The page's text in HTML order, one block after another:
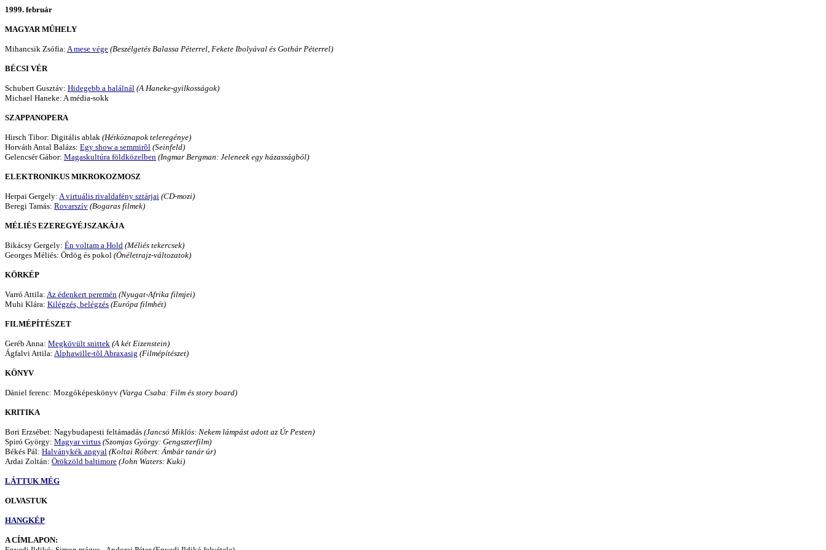
1999. február
MAGYAR MÛHELY
Mihancsik Zsófia: A mese vége (Beszélgetés Balassa Péterrel, Fekete Ibolyával és Gothár Péterrel)
BÉCSI VÉR
Schubert Gusztáv: Hidegebb a halálnál (A Haneke-gyilkosságok)
Michael Haneke: A média-sokk
SZAPPANOPERA
Hirsch Tibor: Digitális ablak (Hétköznapok teleregénye)
Horváth Antal Balázs: Egy show a semmirõl (Seinfeld)
Gelencsér Gábor: Magaskultúra földközelben (Ingmar Bergman: Jeleneek egy házasságból)
ELEKTRONIKUS MIKROKOZMOSZ
Herpai Gergely: A virtuális rivaldafény sztárjai (CD-mozi)
Beregi Tamás: Rovarszív (Bogaras filmek)
MÉLIÉS EZEREGYÉJSZAKÁJA
Bikácsy Gergely: Én voltam a Hold (Méliés tekercsek)
Georges Méliés: Ördög és pokol (Önéletrajz-változatok)
KÖRKÉP
Varró Attila: Az édenkert peremén (Nyugat-Afrika filmjei)
Muhi Klára: Kilégzés, belégzés (Európa filmhét)
FILMÉPÍTÉSZET
Geréb Anna: Megkövült snittek (A két Eizenstein)
Ágfalvi Attila: Alphawille-tõl Abraxasig (Filmépítészet)
KÖNYV
Dániel ferenc: Mozgóképeskönyv (Varga Csaba: Film és story board)
KRITIKA
Bori Erzsébet: Nagybudapesti feltámadás (Jancsó Miklós: Nekem lámpást adott az Úr Pesten)
Spiró György: Magyar virtus (Szomjas György: Gengszterfilm)
Békés Pál: Halványkék angyal (Koltai Róbert: Ámbár tanár úr)
Ardai Zoltán: Örökzöld baltimore (John Waters: Kuki)
LÁTTUK MÉG
OLVASTUK
HANGKÉP
A CÍMLAPON: